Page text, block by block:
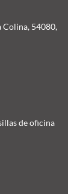
Colina, 54080,
de oficina